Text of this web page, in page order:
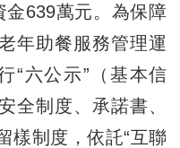
639萬元。為保障
年助餐服務管理運
“六公示”（基本信
全制度、承諾書、
樣制度，依託“互聯